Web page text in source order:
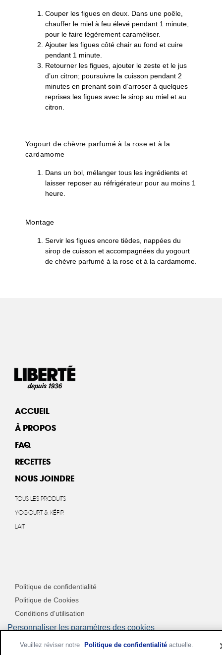
Couper les figues en deux. Dans une poêle,
chauffer le miel à feu élevé pendant 1 minute,
pour le faire légèrement caraméliser.
Ajouter les figues côté chair au fond et cuire
pendant 1 minute.
Retourner les figues, ajouter le zeste et le jus
d’un citron; poursuivre la cuisson pendant 2
minutes en prenant soin d’arroser à quelques
reprises les figues avec le sirop au miel et au
citron.
Yogourt de chèvre parfumé à la rose et à la
cardamome
Dans un bol, mélanger tous les ingrédients et
laisser reposer au réfrigérateur pour au moins 1
heure.
Montage
Servir les figues encore tièdes, nappées du
sirop de cuisson et accompagnées du yogourt
de chèvre parfumé à la rose et à la cardamome.
ACCUEIL
À PROPOS
FAQ
RECETTES
NOUS JOINDRE
TOUS LES PRODUITS
YOGOURT & KÉFIR
LAIT
Politique de confidentialité
Politique de Cookies
Conditions d'utilisation
Personnaliser les paramètres des cookies
Veuillez réviser notre Politique de confidentialité actuelle.